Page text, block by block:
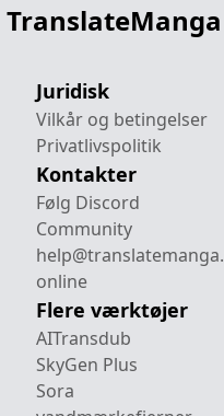
TranslateManga
Juridisk
Vilkår og betingelser
Privatlivspolitik
Kontakter
Følg Discord
Community
help@translatemanga.
online
Flere værktøjer
AITransdub
SkyGen Plus
Sora